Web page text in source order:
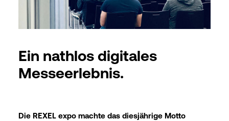
Ein nathlos digitales
Messeerlebnis.
Die REXEL expo machte das diesjährige Motto